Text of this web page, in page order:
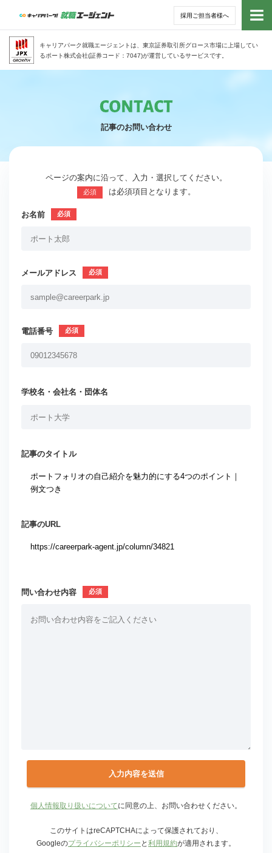
採用ご担当者様へ
キャリアパーク就職エージェントは、東京証券取引所グロース市場に上場してい
るポート株式会社(証券コード：7047)が運営しているサービスです。
トッ
記事のお問い合わせ
ページの案内に沿って、入力・選択してください。
必須 は必須項目となります。
お名前
メールアドレス
電話番号
学校名・会社名・団体名
記事のタイトル
記事のURL
問い合わせ内容
個人情報取り扱いについてに同意の上、お問い合わせください。
このサイトはreCAPTCHAによって保護されており、
Googleのプライバシーポリシー と 利用規約が適用されます。